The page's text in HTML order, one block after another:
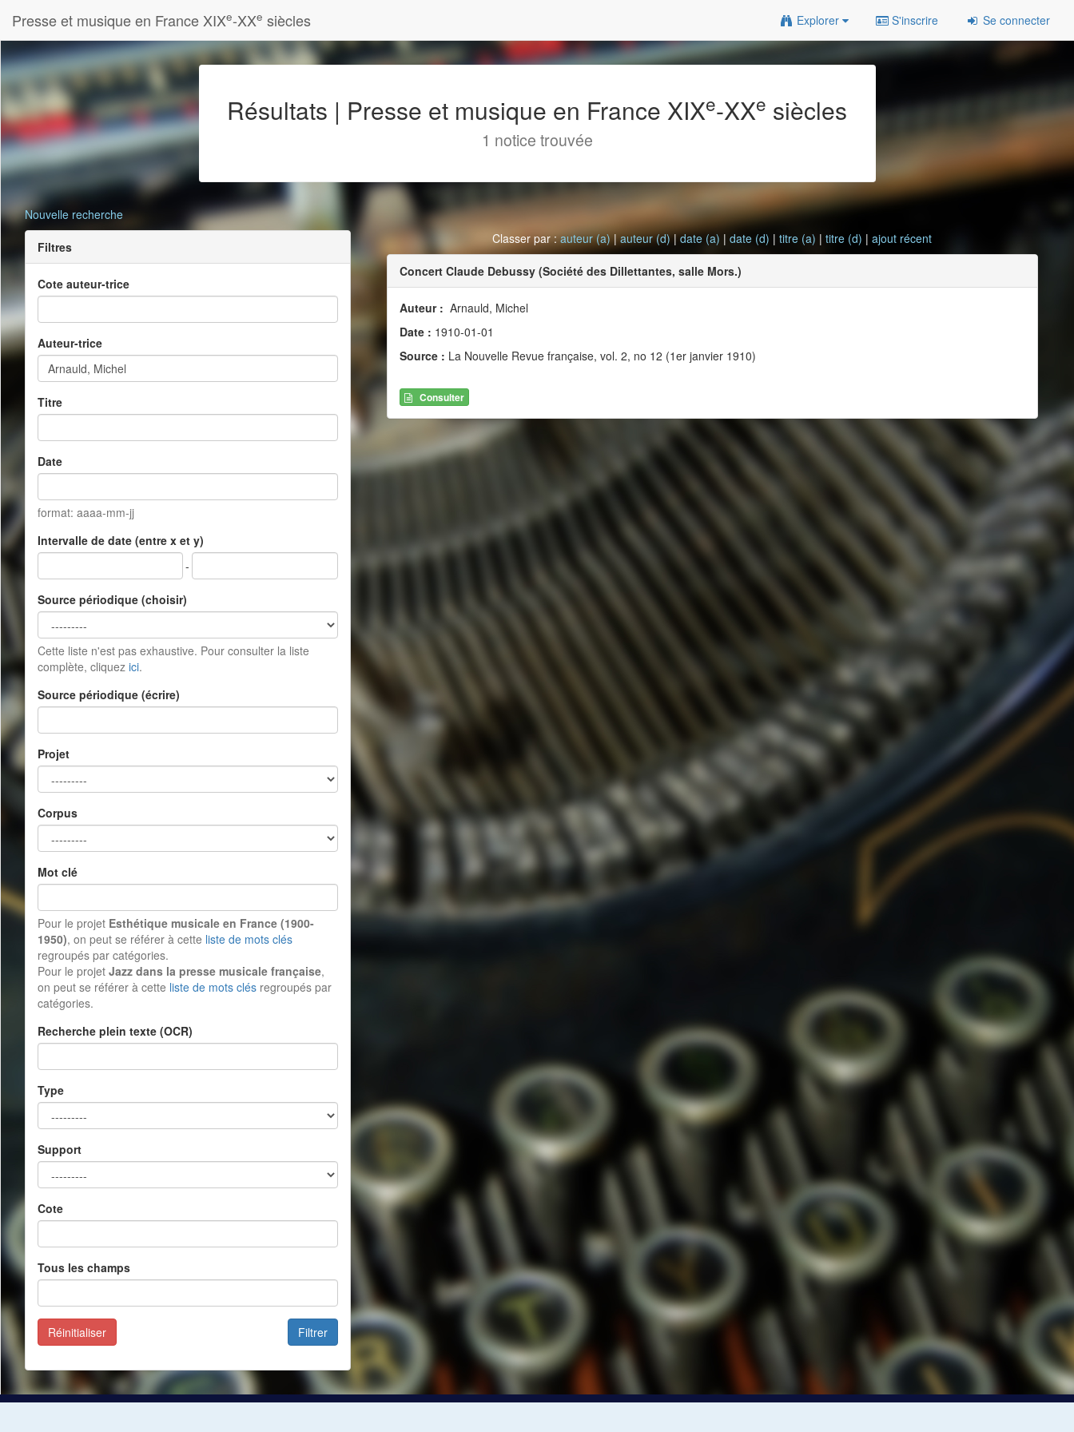
Presse et musique en France XIXe-XXe siècles Explorer S'inscrire Se connecter
Résultats | Presse et musique en France XIXe-XXe siècles
1 notice trouvée
Nouvelle recherche
Filtres
Cote auteur-trice
Auteur-trice
Titre
Date
format: aaaa-mm-jj
Intervalle de date (entre x et y)
-
Source périodique (choisir)
Cette liste n'est pas exhaustive. Pour consulter la liste
complète, cliquez ici.
Source périodique (écrire)
Projet
Corpus
Mot clé
Pour le projet Esthétique musicale en France (1900-
1950), on peut se référer à cette liste de mots clés
regroupés par catégories.
Pour le projet Jazz dans la presse musicale française,
on peut se référer à cette liste de mots clés regroupés par
catégories.
Recherche plein texte (OCR)
Type
Support
Cote
Tous les champs
Filtrer
Réinitialiser
Classer par :auteur (a)|auteur (d)|date (a) |date (d) |titre (a) |titre (d) |ajout récent
Concert Claude Debussy (Société des Dillettantes, salle Mors.)
Auteur : Arnauld, Michel
Date : 1910-01-01
Source : La Nouvelle Revue française, vol. 2, no 12 (1er janvier 1910)
Consulter